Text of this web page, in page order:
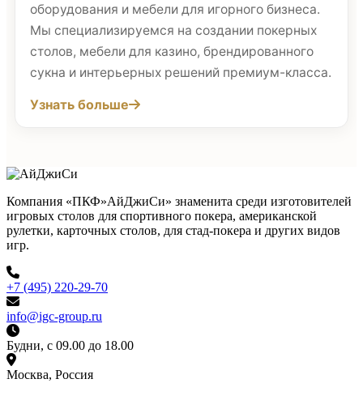
оборудования и мебели для игорного бизнеса.
Мы специализируемся на создании покерных
столов, мебели для казино, брендированного
сукна и интерьерных решений премиум-класса.
Узнать больше
Компания «ПКФ»АйДжиСи» знаменита среди изготовителей
игровых столов для спортивного покера, американской
рулетки, карточных столов, для стад-покера и других видов
игр.
+7 (495) 220-29-70
info@igc-group.ru
Будни, с 09.00 до 18.00
Москва, Россия